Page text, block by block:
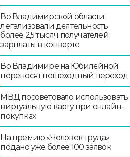
Во Владимирской области
легализовали деятельность
более 2,5 тысяч получателей
зарплаты в конверте
Во Владимире на Юбилейной
переносят пешеходный переход
МВД посоветовало использовать
виртуальную карту при онлайн-
покупках
На премию «Человек труда»
подано уже более 100 заявок